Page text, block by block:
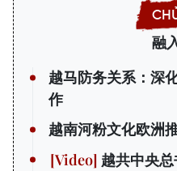
融
越马防务关系：深
作
越南河粉文化欧洲
越共中央